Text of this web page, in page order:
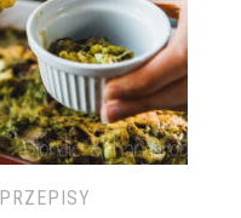
PRZEPISY